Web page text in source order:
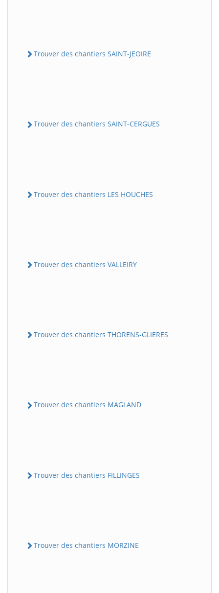
Trouver des chantiers SAINT-JEOIRE
Trouver des chantiers SAINT-CERGUES
Trouver des chantiers LES HOUCHES
Trouver des chantiers VALLEIRY
Trouver des chantiers THORENS-GLIERES
Trouver des chantiers MAGLAND
Trouver des chantiers FILLINGES
Trouver des chantiers MORZINE